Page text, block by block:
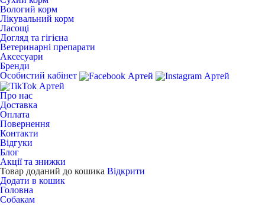
Вологий корм
Лікувальний корм
Ласощі
Догляд та гігієна
Ветеринарні препарати
Аксесуари
Бренди
Особистий кабінет
Про нас
Доставка
Оплата
Повернення
Контакти
Відгуки
Блог
Акції та знижки
Товар доданий до кошика Відкрити
Додати в кошик
Головна
Собакам